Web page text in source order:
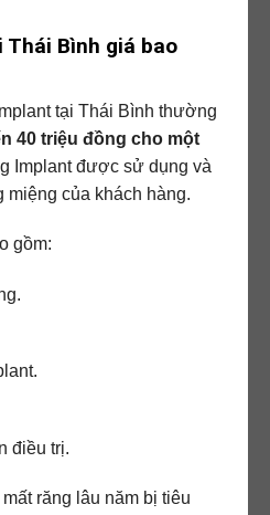
Thái Bình giá bao
tại Thái Bình thường
40 triệu đồng cho một
Implant được sử dụng và
miệng của khách hàng.
gồm:
điều trị.
răng lâu năm bị tiêu